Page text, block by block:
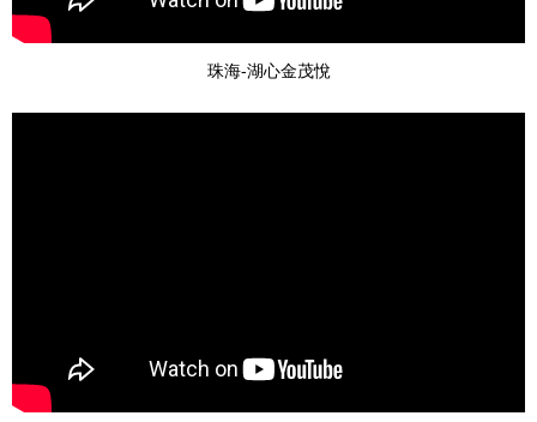
珠海-湖心金茂悅